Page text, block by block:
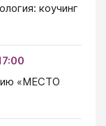
коучинг
«МЕСТО